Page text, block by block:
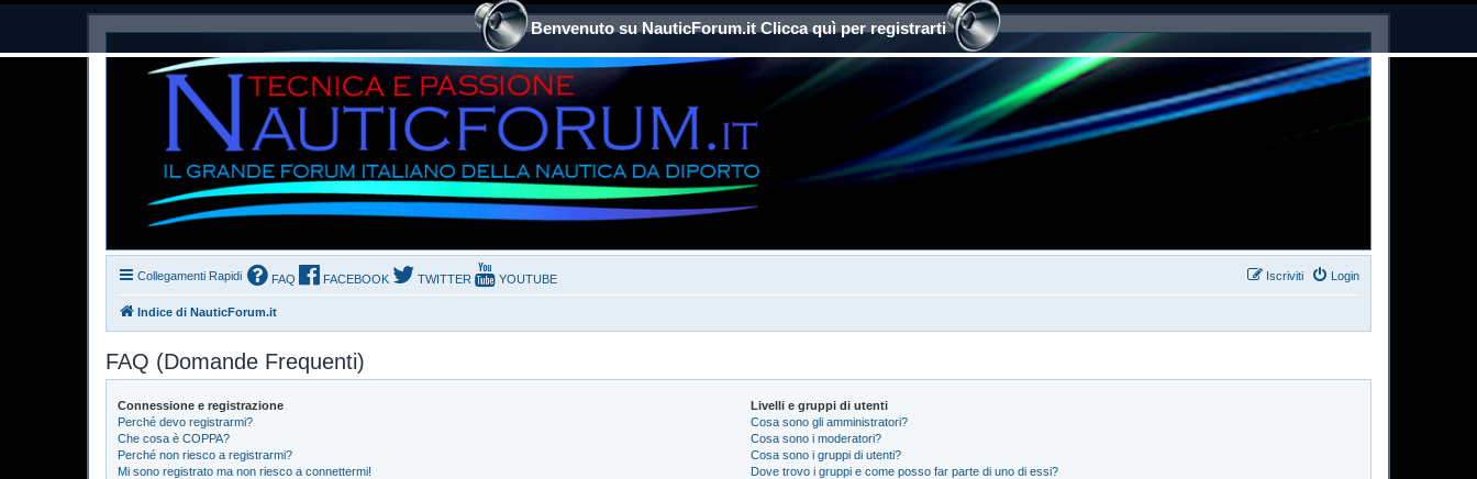
Benvenuto su NauticForum.it Clicca quì per registrarti
Collegamenti Rapidi FAQ FACEBOOK TWITTER YOUTUBE Login
Iscriviti
Indice di NauticForum.it
FAQ (Domande Frequenti)
Connessione e registrazione
Perché devo registrarmi?
Che cosa è COPPA?
Perché non riesco a registrarmi?
Mi sono registrato ma non riesco a connettermi!
Livelli e gruppi di utenti
Cosa sono gli amministratori?
Cosa sono i moderatori?
Cosa sono i gruppi di utenti?
Dove trovo i gruppi e come posso far parte di uno di essi?